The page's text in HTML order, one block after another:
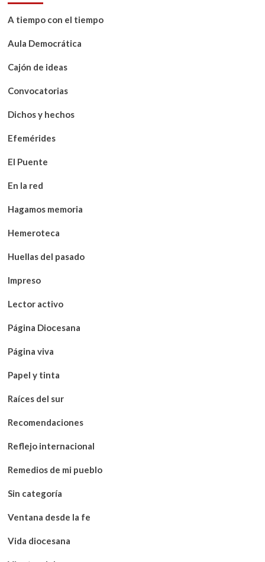
A tiempo con el tiempo
Aula Democrática
Cajón de ideas
Convocatorias
Dichos y hechos
Efemérides
El Puente
En la red
Hagamos memoria
Hemeroteca
Huellas del pasado
Impreso
Lector activo
Página Diocesana
Página viva
Papel y tinta
Raíces del sur
Recomendaciones
Reflejo internacional
Remedios de mi pueblo
Sin categoría
Ventana desde la fe
Vida diocesana